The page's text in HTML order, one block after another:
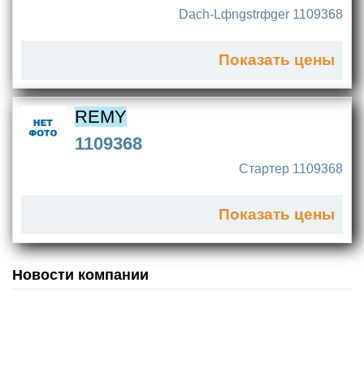
Dach-Lфngstrфger 1109368
Показать цены
REMY
1109368
Стартер 1109368
Показать цены
Новости компании